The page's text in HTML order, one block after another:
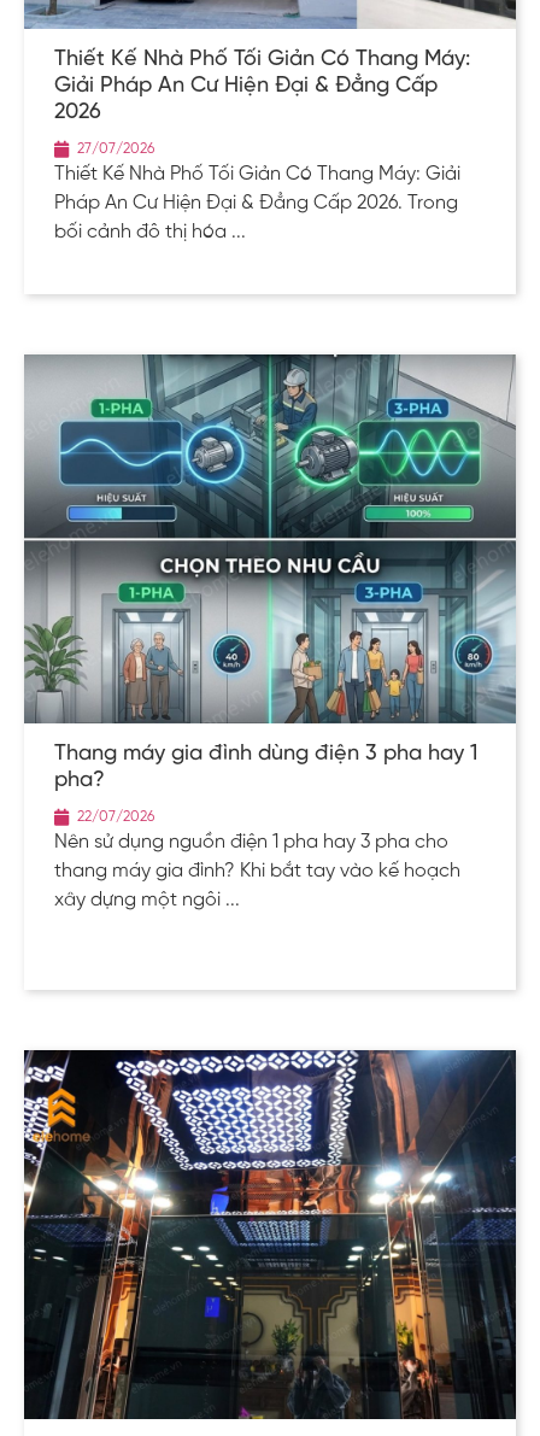
Thiết Kế Nhà Phố Tối Giản Có Thang Máy:
Giải Pháp An Cư Hiện Đại & Đẳng Cấp
2026
27/07/2026
Thiết Kế Nhà Phố Tối Giản Có Thang Máy: Giải
Pháp An Cư Hiện Đại & Đẳng Cấp 2026. Trong
bối cảnh đô thị hóa ...
Thang máy gia đình dùng điện 3 pha hay 1
pha?
22/07/2026
Nên sử dụng nguồn điện 1 pha hay 3 pha cho
thang máy gia đình? Khi bắt tay vào kế hoạch
xây dựng một ngôi ...